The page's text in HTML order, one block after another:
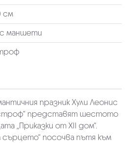
см
маншети
празник Хули Леонис
представят шестото
„Приказки от XII дом“.
сърцето“ посочва пътя към